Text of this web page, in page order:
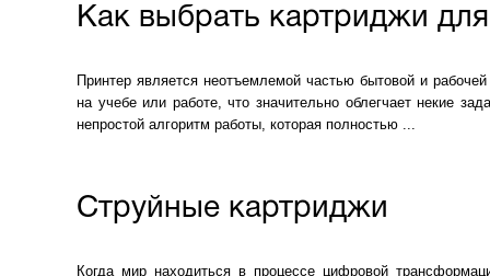
Как выбрать картриджи
Принтер является неотъемлемой частью бытовой и
на учебе или работе, что значительно облегчает некие
непростой алгоритм работы, которая полностью ...
Струйные картриджи
Когда мир находиться в процессе цифровой